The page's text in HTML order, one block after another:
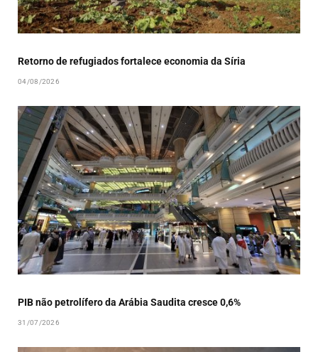
Retorno de refugiados fortalece economia da Síria
04/08/2026
PIB não petrolífero da Arábia Saudita cresce 0,6%
31/07/2026